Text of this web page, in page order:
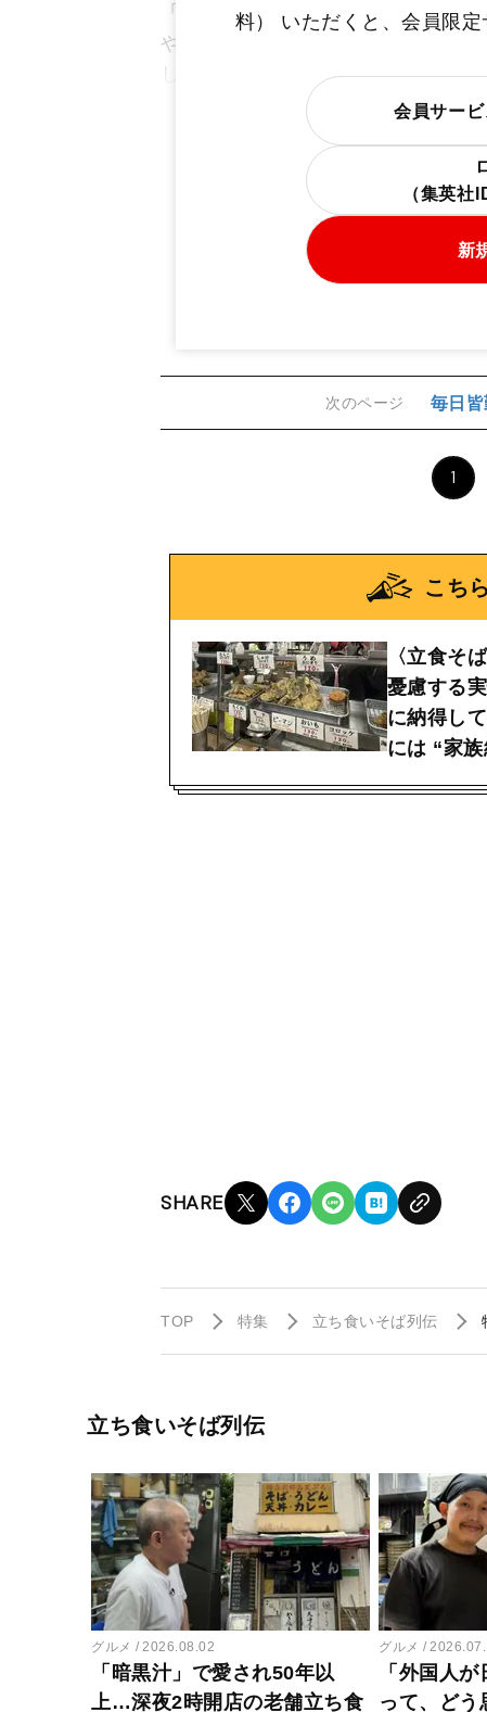
「普通のそば屋はかつお節でしょ
やってたからさ、ちょっと変わっ
料） いただくと、会員限定
会員サー
（集英社
新
次のページ 毎日
1
こち
〈立食そ
憂慮する
に納得し
には “家
SHARE
TOP 特集 立ち食いそば列伝
立ち食いそば列伝
グルメ 2026.08.02
「暗黒汁」で愛され50年以
上…深夜2時開店の老舗立ち食
グルメ
「外国人
って、どう